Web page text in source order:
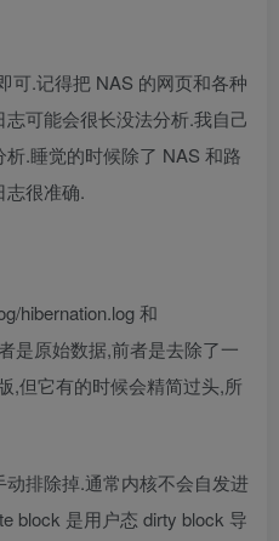
可.记得把 NAS 的网页和各种
可能会很长没法分析.我自己
.睡觉的时候除了 NAS 和路
志很准确.
hibernation.log 和
是原始数据,前者是去除了一
,但它有的时候会精简过头,所
排除掉.通常内核不会自发进
block 是用户态 dirty block 导